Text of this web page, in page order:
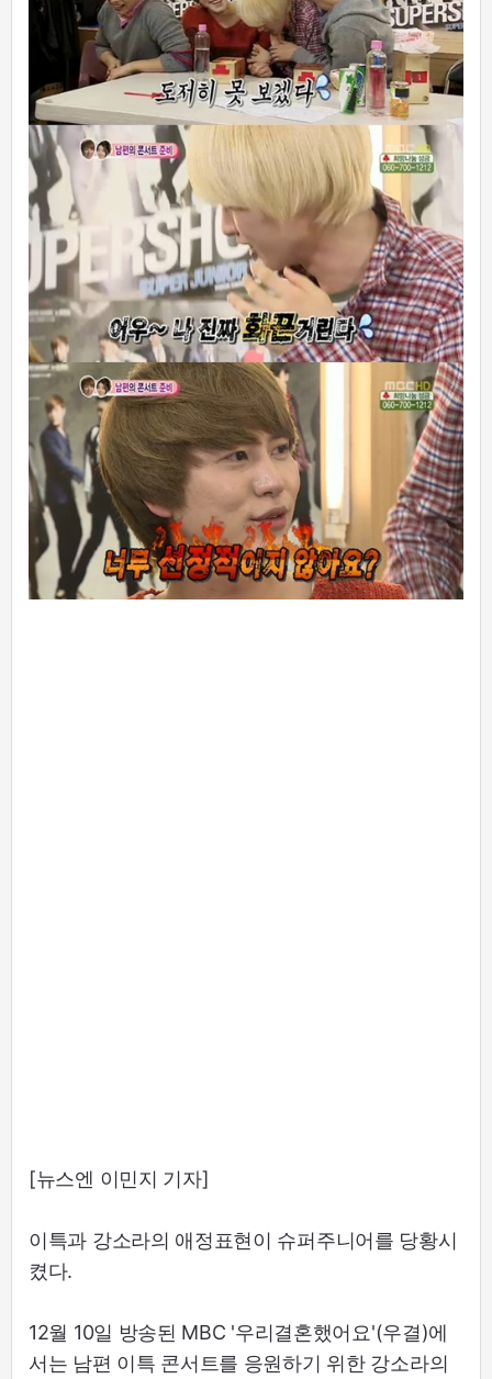
[뉴스엔 이민지 기자]
이특과 강소라의 애정표현이 슈퍼주니어를 당황시
켰다.
12월 10일 방송된 MBC '우리결혼했어요'(우결)에
서는 남편 이특 콘서트를 응원하기 위한 강소라의